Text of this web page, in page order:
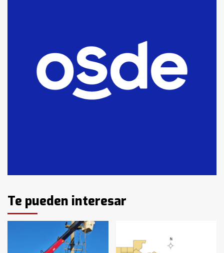
fueron detenidos por
comercialización de drogas en la
tarde del sábado
T.Lauquen: se vendió el edificio de
lo que fue la planta Industrial del
3
Identidad de los adolescentes
pampeanos que fueron
en la mañana del lunes
Te pueden interesar